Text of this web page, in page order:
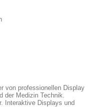
von professionellen Display
der Medizin Technik.
Interaktive Displays und